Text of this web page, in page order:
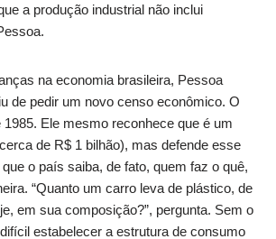
a produção industrial não inclui
na economia brasileira, Pessoa
de pedir um novo censo econômico. O
1985. Ele mesmo reconhece que é um
de R$ 1 bilhão), mas defende esse
que o país saiba, de fato, quem faz o quê,
“Quanto um carro leva de plástico, de
em sua composição?”, pergunta. Sem o
estabelecer a estrutura de consumo